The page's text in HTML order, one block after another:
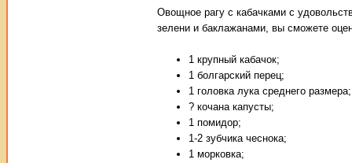
Овощное рагу с кабачками с
зелени и баклажанами, вы сможете
1 крупный кабачок;
1 болгарский перец;
1 головка лука среднего размера;
? кочана капусты;
1 помидор;
1-2 зубчика чеснока;
1 морковка;